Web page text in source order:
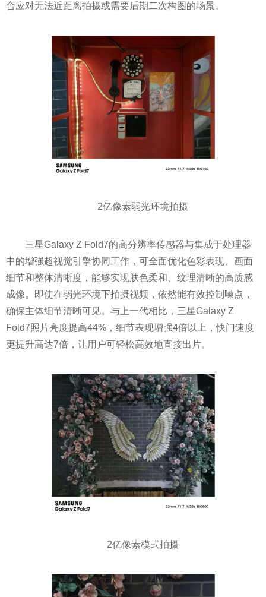
合应对无法近距离拍摄或需要后期二次构图的场景。
2亿像素弱光环境拍摄
三星Galaxy Z Fold7的高分辨率传感器与集成于处理器
中的增强超视觉引擎协同工作，可全面优化色彩表现、画面
细节和整体清晰度，能够实现肤色柔和、纹理清晰的高质感
成像。即使在弱光环境下拍摄视频，依然能有效控制噪点，
确保主体细节清晰可见。与上一代相比，三星Galaxy Z
Fold7照片亮度提高44%，细节表现增强4倍以上，快门速度
更提升高达7倍，让用户可轻松高效地直接出片。
2亿像素模式拍摄